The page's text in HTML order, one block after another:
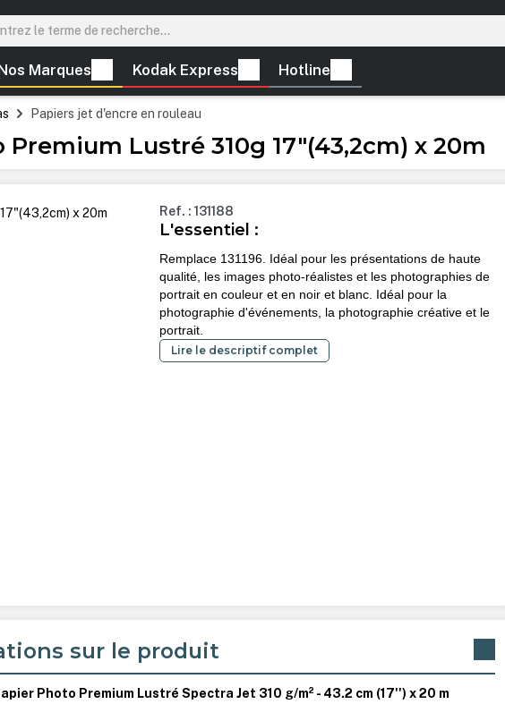
Marques Kodak Express Hotline
Papiers jet d'encre en rouleau
Premium Lustré 310g 17"(43,2cm) x 20m
Ref. : 131188
L'essentiel :
Remplace 131196. Idéal pour les présentations de haute
qualité, les images photo-réalistes et les photographies de
portrait en couleur et en noir et blanc. Idéal pour la
photographie d'événements, la photographie créative et le
portrait.
Lire le descriptif complet
sur le produit
Photo Premium Lustré Spectra Jet 310 g/m² - 43.2 cm (17'') x 20 m